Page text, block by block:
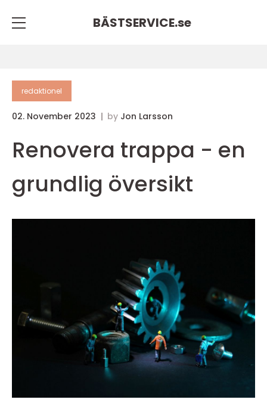
BÄSTSERVICE.se
redaktionel
02. November 2023 by Jon Larsson
Renovera trappa - en
grundlig översikt